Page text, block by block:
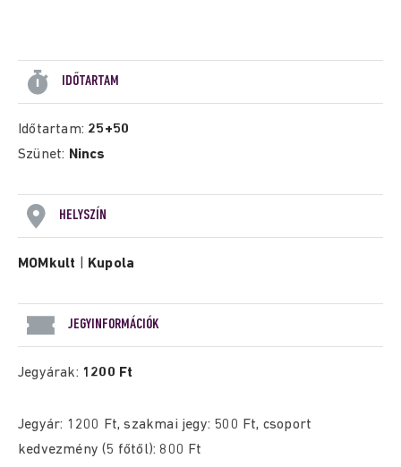
IDŐTARTAM
Időtartam: 25+50
Szünet: Nincs
HELYSZÍN
MOMkult Kupola
JEGYINFORMÁCIÓK
Jegyárak: 1200 Ft
Jegyár: 1200 Ft, szakmai jegy: 500 Ft, csoport
kedvezmény (5 főtől): 800 Ft